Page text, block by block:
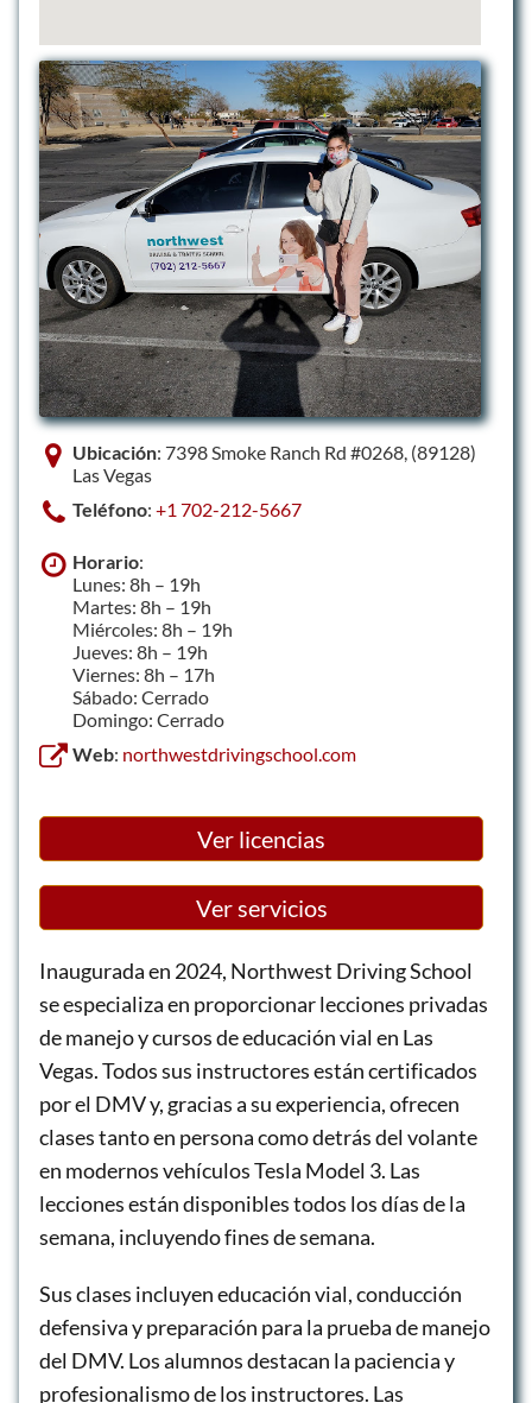
Ubicación: 7398 Smoke Ranch Rd #0268, (89128)
Las Vegas
Teléfono: +1 702-212-5667
Horario:
Lunes: 8h – 19h
Martes: 8h – 19h
Miércoles: 8h – 19h
Jueves: 8h – 19h
Viernes: 8h – 17h
Sábado: Cerrado
Domingo: Cerrado
Web: northwestdrivingschool.com
Ver licencias
Ver servicios
Inaugurada en 2024, Northwest Driving School
se especializa en proporcionar lecciones privadas
de manejo y cursos de educación vial en Las
Vegas. Todos sus instructores están certificados
por el DMV y, gracias a su experiencia, ofrecen
clases tanto en persona como detrás del volante
en modernos vehículos Tesla Model 3. Las
lecciones están disponibles todos los días de la
semana, incluyendo fines de semana.
Sus clases incluyen educación vial, conducción
defensiva y preparación para la prueba de manejo
del DMV. Los alumnos destacan la paciencia y
profesionalismo de los instructores. Las